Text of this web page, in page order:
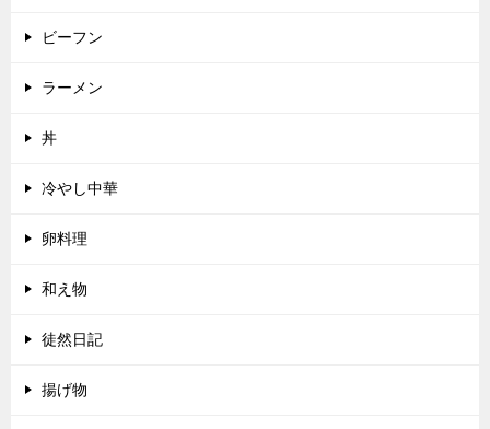
ビーフン
ラーメン
丼
冷やし中華
卵料理
和え物
徒然日記
揚げ物